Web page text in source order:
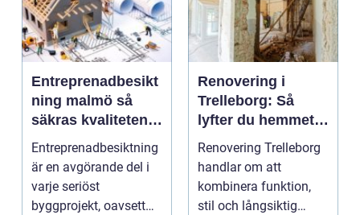
Entreprenadbesikt
ning malmö så
säkras kvaliteten i
byggprojekt
Entreprenadbesiktning
är en avgörande del i
varje seriöst
byggprojekt, oavsett
Renovering i
Trelleborg: Så
lyfter du hemmet
på ett smart sätt
Renovering Trelleborg
handlar om att
kombinera funktion,
stil och långsiktig